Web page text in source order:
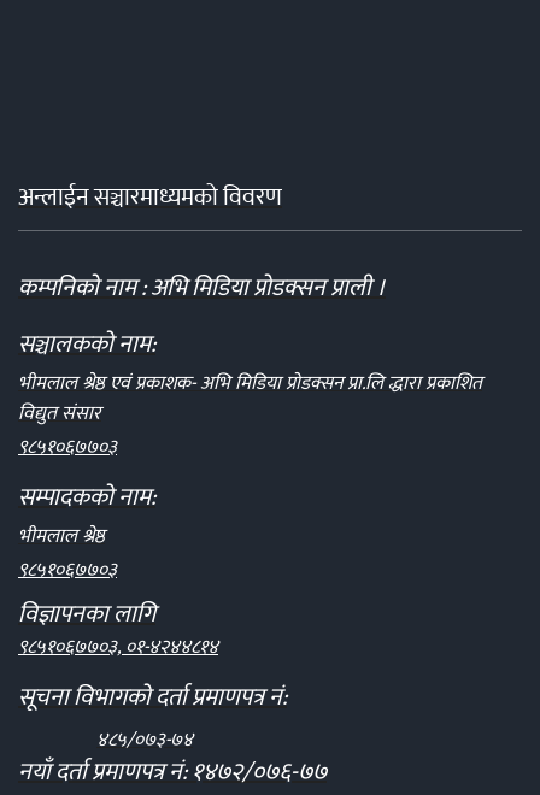
अन्लाईन सञ्चारमाध्यमको विवरण
कम्पनिको नाम : अभि मिडिया प्रोडक्सन प्राली ।
सञ्चालकको नाम:
भीमलाल श्रेष्ठ एवं प्रकाशक- अभि मिडिया प्रोडक्सन प्रा.लि द्धारा प्रकाशित
विद्युत संसार
९८५१०६७७०३
सम्पादकको नाम:
भीमलाल श्रेष्ठ
९८५१०६७७०३
विज्ञापनका लागि
९८५१०६७७०३, ०१-४२४४८१४
सूचना विभागको दर्ता प्रमाणपत्र नं:
४८५/०७३-७४
नयाँ दर्ता प्रमाणपत्र नं: १४७२/०७६-७७